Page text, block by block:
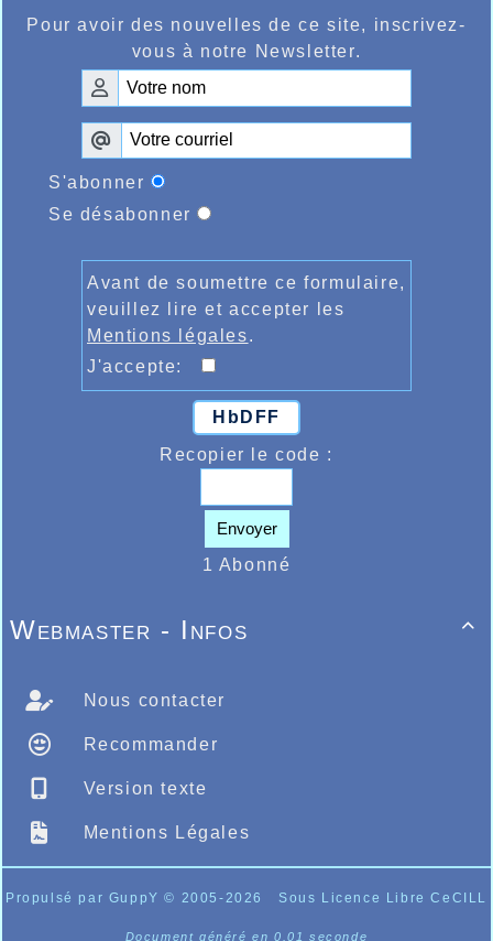
Pour avoir des nouvelles de ce site, inscrivez-
vous à notre Newsletter.
S'abonner
Se désabonner
Avant de soumettre ce formulaire,
veuillez lire et accepter les
Mentions légales.
J'accepte:
HbDFF
Recopier le code :
Envoyer
1 Abonné

Webmaster - Infos
Nous contacter
Recommander
Version texte
Mentions Légales
Propulsé par GuppY© 2005-2026 Sous Licence Libre CeCILL
Document généré en 0.01 seconde